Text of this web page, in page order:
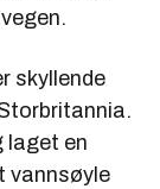
skyllende
laget en
vannsøyle